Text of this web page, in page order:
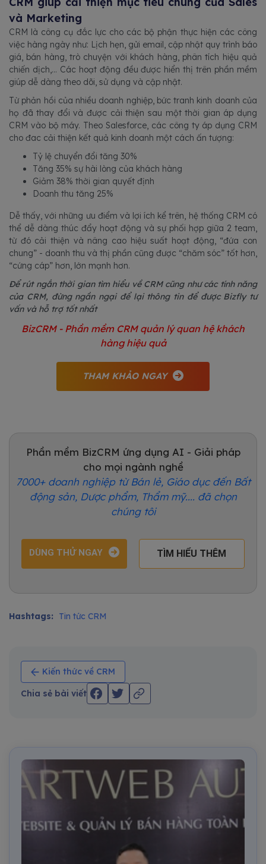
và Marketing
CRM là công cụ đắc lực cho các bộ phận thực hiện các công
việc hàng ngày như: Lịch hẹn, gửi email, cập nhật quy trình báo
giá, bán hàng, trò chuyện với khách hàng, phân tích hiệu quả
chiến dịch,... Các hoạt động đều được hiển thị trên phần mềm
giúp dễ dàng theo dõi, sử dụng và cập nhật.
Từ phản hồi của nhiều doanh nghiệp, bức tranh kinh doanh của
họ đã thay đổi và được cải thiện sau một thời gian áp dụng
CRM vào bộ máy. Theo Salesforce, các công ty áp dụng CRM
cho đac cải thiện kết quả kinh doanh một cách ấn tượng:
Tỷ lệ chuyển đổi tăng 30%
Tăng 35% sự hài lòng của khách hàng
Giảm 38% thời gian quyết định
Doanh thu tăng 25%
Dễ thấy, với những ưu điểm và lợi ích kể trên, hệ thống CRM có
thể dễ dàng thúc đẩy hoạt động và sự phối hợp giữa 2 team,
từ đó cải thiện và nâng cao hiệu suất hoạt động, “đứa con
chung” - doanh thu và thị phần cũng được “chăm sóc” tốt hơn,
“cứng cáp” hơn, lớn mạnh hơn.
Để rút ngắn thời gian tìm hiểu về CRM cũng như các tính năng
của CRM, đừng ngần ngại để lại thông tin để được Bizfly tư
vấn và hỗ trợ tốt nhất
BizCRM - Phần mềm CRM quản lý quan hệ khách
hàng hiệu quả
THAM KHẢO NGAY
Phần mềm BizCRM ứng dụng AI - Giải pháp
cho mọi ngành nghề
7000+ doanh nghiệp từ Bán lẻ, Giáo dục đến Bất
động sản, Dược phẩm, Thẩm mỹ.... đã chọn
chúng tôi
DÙNG THỬ NGAY TÌM HIỂU THÊM
Hashtags: Tin tức CRM
Kiến thức về CRM
Chia sẻ bài viết